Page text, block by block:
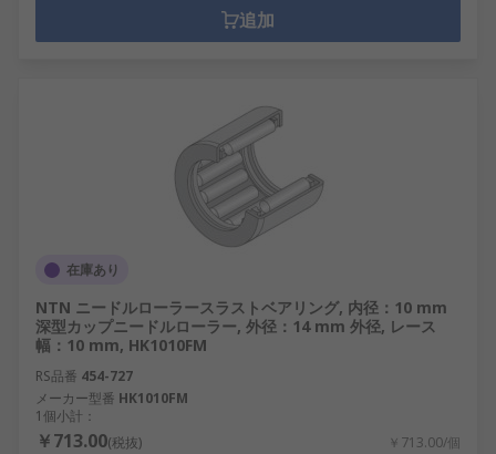
追加
在庫あり
NTN ニードルローラースラストベアリング, 内径：10 mm
深型カップニードルローラー, 外径：14 mm 外径, レース
幅：10 mm, HK1010FM
RS品番 454-727
メーカー型番 HK1010FM
1個小計：
￥713.00(税抜) ￥713.00/個